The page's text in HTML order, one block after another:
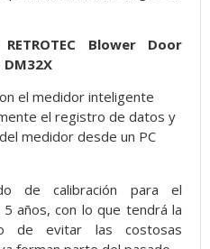
Blower Door
el medidor inteligente
el registro de datos y
medidor desde un PC
de calibración para el
años, con lo que tendrá la
de evitar las costosas